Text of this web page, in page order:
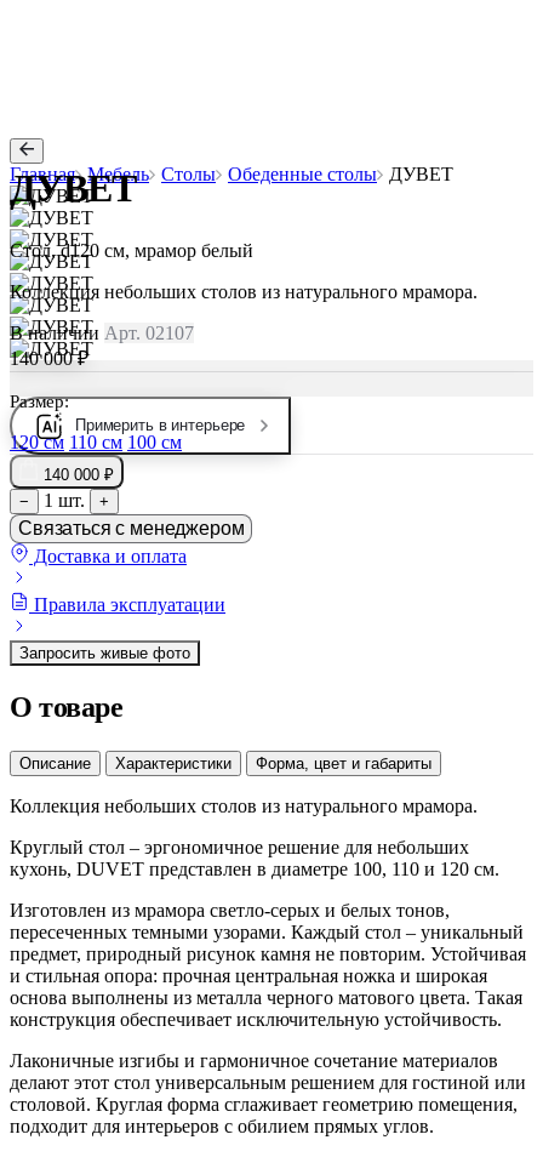
Главная Мебель Столы Обеденные столы ДУВЕТ
Примерить в интерьере
ДУВЕТ
Стол, d120 см, мрамор белый
Коллекция небольших столов из натурального мрамора.
В наличии Арт. 02107
140 000 ₽
Размер:
120 см 110 см 100 см
140 000 ₽
−
1 шт. +
Связаться с менеджером
Доставка и оплата
Правила эксплуатации
Запросить живые фото
О товаре
Описание Характеристики Форма, цвет и габариты
Коллекция небольших столов из натурального мрамора.
Круглый стол – эргономичное решение для небольших
кухонь, DUVET представлен в диаметре 100, 110 и 120 см.
Изготовлен из мрамора светло-серых и белых тонов,
пересеченных темными узорами. Каждый стол – уникальный
предмет, природный рисунок камня не повторим. Устойчивая
и стильная опора: прочная центральная ножка и широкая
основа выполнены из металла черного матового цвета. Такая
конструкция обеспечивает исключительную устойчивость.
Лаконичные изгибы и гармоничное сочетание материалов
делают этот стол универсальным решением для гостиной или
столовой. Круглая форма сглаживает геометрию помещения,
подходит для интерьеров с обилием прямых углов.